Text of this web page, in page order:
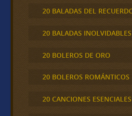
20 BALADAS DEL
20 BALADAS INOLVIDABLES
20 BOLEROS DE ORO
20 BOLEROS ROMÁNTICOS
20 CANCIONES ESENCIALES